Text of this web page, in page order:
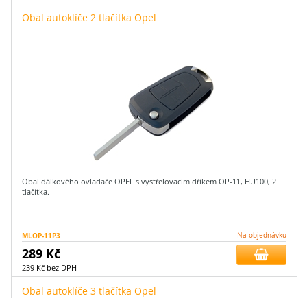
Obal autoklíče 2 tlačítka Opel
Obal dálkového ovladače OPEL s vystřelovacím dříkem OP-11, HU100, 2
tlačítka.
MLOP-11P3 Na objednávku
289 Kč
239 Kč bez DPH
Obal autoklíče 3 tlačítka Opel